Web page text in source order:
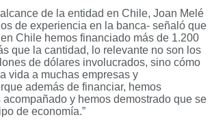
de la entidad en Chile, Joan Melé
de experiencia en la banca- señaló que
Chile hemos financiado más de 1.200
que la cantidad, lo relevante no son los
de dólares involucrados, sino cómo
vida a muchas empresas y
además de financiar, hemos
y hemos demostrado que se
de economía.”